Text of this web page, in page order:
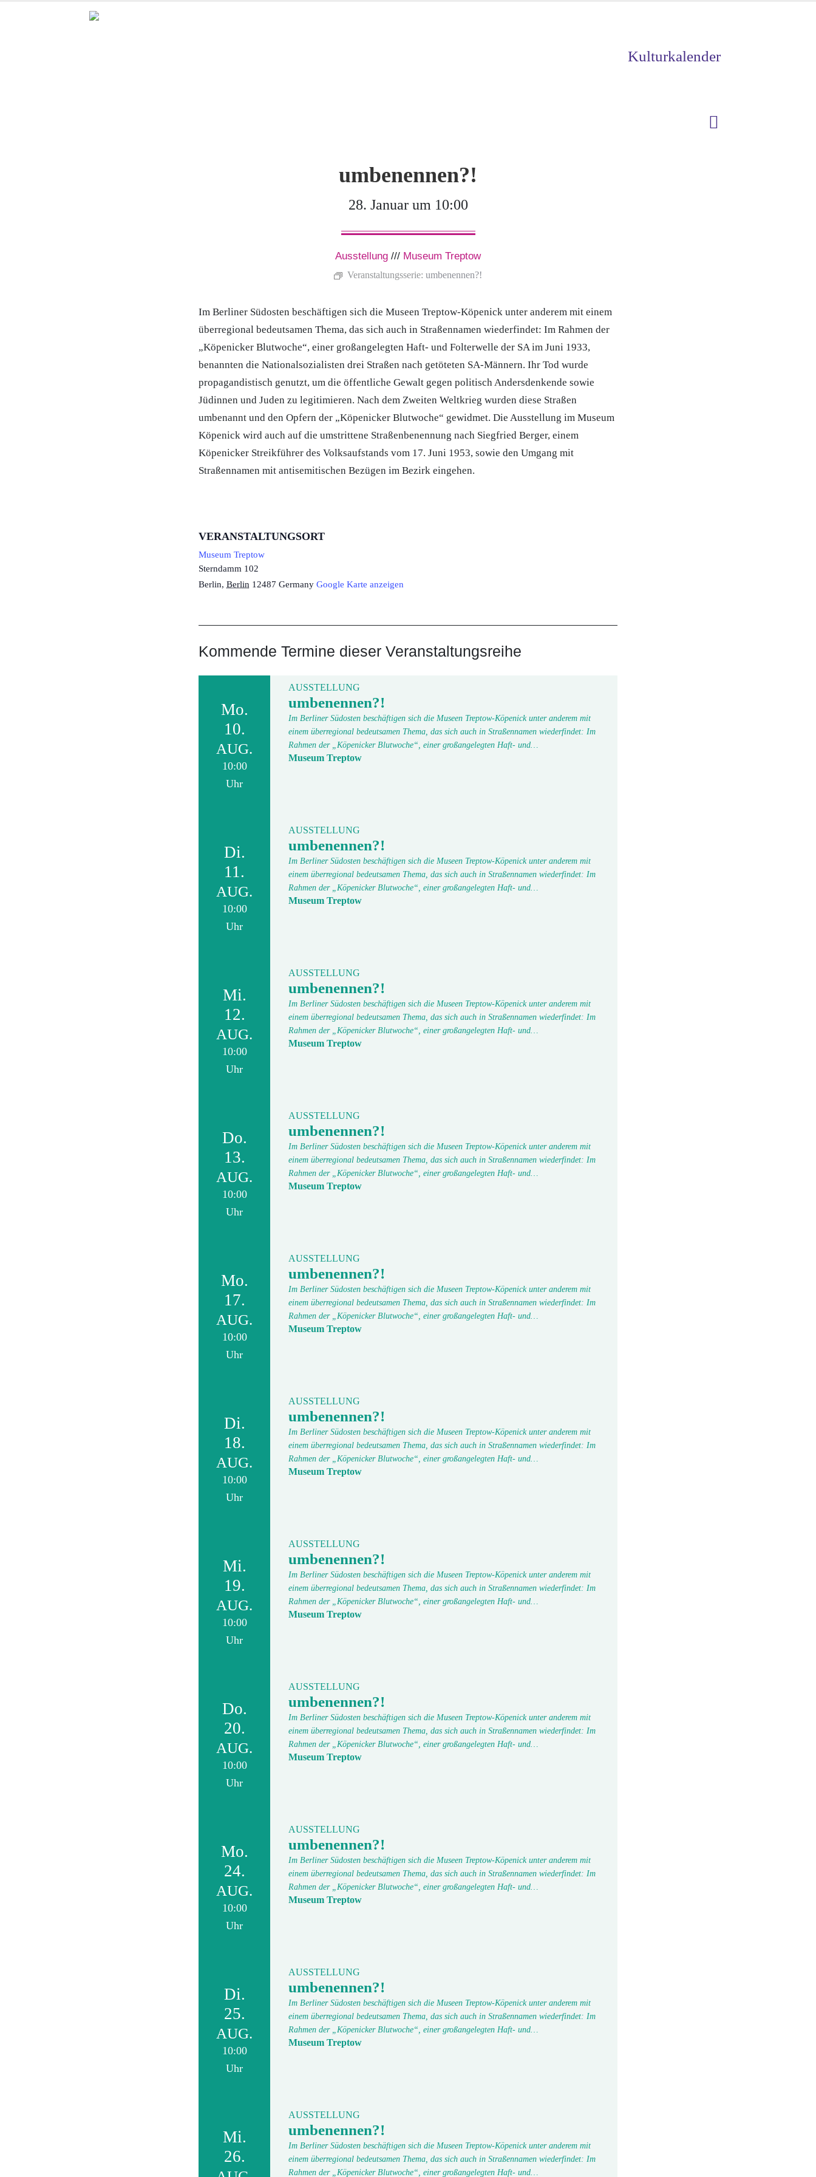
Kulturkalender
umbenennen?!
28. Januar um 10:00
Ausstellung /// Museum Treptow
Veranstaltungsserie: umbenennen?!
Im Berliner Südosten beschäftigen sich die Museen Treptow-Köpenick unter anderem mit einem
überregional bedeutsamen Thema, das sich auch in Straßennamen wiederfindet: Im Rahmen der
„Köpenicker Blutwoche“, einer großangelegten Haft- und Folterwelle der SA im Juni 1933,
benannten die Nationalsozialisten drei Straßen nach getöteten SA-Männern. Ihr Tod wurde
propagandistisch genutzt, um die öffentliche Gewalt gegen politisch Andersdenkende sowie
Jüdinnen und Juden zu legitimieren. Nach dem Zweiten Weltkrieg wurden diese Straßen
umbenannt und den Opfern der „Köpenicker Blutwoche“ gewidmet. Die Ausstellung im Museum
Köpenick wird auch auf die umstrittene Straßenbenennung nach Siegfried Berger, einem
Köpenicker Streikführer des Volksaufstands vom 17. Juni 1953, sowie den Umgang mit
Straßennamen mit antisemitischen Bezügen im Bezirk eingehen.
VERANSTALTUNGSORT
Museum Treptow
Sterndamm 102
Berlin, Berlin 12487 Germany Google Karte anzeigen
Kommende Termine dieser Veranstaltungsreihe
Mo.
10.
AUG.
10:00
Uhr
AUSSTELLUNG
umbenennen?!
Im Berliner Südosten beschäftigen sich die Museen Treptow-Köpenick unter anderem mit
einem überregional bedeutsamen Thema, das sich auch in Straßennamen wiederfindet: Im
Rahmen der „Köpenicker Blutwoche“, einer großangelegten Haft- und…
Museum Treptow
Di.
11.
AUG.
10:00
Uhr
AUSSTELLUNG
umbenennen?!
Im Berliner Südosten beschäftigen sich die Museen Treptow-Köpenick unter anderem mit
einem überregional bedeutsamen Thema, das sich auch in Straßennamen wiederfindet: Im
Rahmen der „Köpenicker Blutwoche“, einer großangelegten Haft- und…
Museum Treptow
Mi.
12.
AUG.
10:00
Uhr
AUSSTELLUNG
umbenennen?!
Im Berliner Südosten beschäftigen sich die Museen Treptow-Köpenick unter anderem mit
einem überregional bedeutsamen Thema, das sich auch in Straßennamen wiederfindet: Im
Rahmen der „Köpenicker Blutwoche“, einer großangelegten Haft- und…
Museum Treptow
Do.
13.
AUG.
10:00
Uhr
AUSSTELLUNG
umbenennen?!
Im Berliner Südosten beschäftigen sich die Museen Treptow-Köpenick unter anderem mit
einem überregional bedeutsamen Thema, das sich auch in Straßennamen wiederfindet: Im
Rahmen der „Köpenicker Blutwoche“, einer großangelegten Haft- und…
Museum Treptow
Mo.
17.
AUG.
10:00
Uhr
AUSSTELLUNG
umbenennen?!
Im Berliner Südosten beschäftigen sich die Museen Treptow-Köpenick unter anderem mit
einem überregional bedeutsamen Thema, das sich auch in Straßennamen wiederfindet: Im
Rahmen der „Köpenicker Blutwoche“, einer großangelegten Haft- und…
Museum Treptow
Di.
18.
AUG.
10:00
Uhr
AUSSTELLUNG
umbenennen?!
Im Berliner Südosten beschäftigen sich die Museen Treptow-Köpenick unter anderem mit
einem überregional bedeutsamen Thema, das sich auch in Straßennamen wiederfindet: Im
Rahmen der „Köpenicker Blutwoche“, einer großangelegten Haft- und…
Museum Treptow
Mi.
19.
AUG.
10:00
Uhr
AUSSTELLUNG
umbenennen?!
Im Berliner Südosten beschäftigen sich die Museen Treptow-Köpenick unter anderem mit
einem überregional bedeutsamen Thema, das sich auch in Straßennamen wiederfindet: Im
Rahmen der „Köpenicker Blutwoche“, einer großangelegten Haft- und…
Museum Treptow
Do.
20.
AUG.
10:00
Uhr
AUSSTELLUNG
umbenennen?!
Im Berliner Südosten beschäftigen sich die Museen Treptow-Köpenick unter anderem mit
einem überregional bedeutsamen Thema, das sich auch in Straßennamen wiederfindet: Im
Rahmen der „Köpenicker Blutwoche“, einer großangelegten Haft- und…
Museum Treptow
Mo.
24.
AUG.
10:00
Uhr
AUSSTELLUNG
umbenennen?!
Im Berliner Südosten beschäftigen sich die Museen Treptow-Köpenick unter anderem mit
einem überregional bedeutsamen Thema, das sich auch in Straßennamen wiederfindet: Im
Rahmen der „Köpenicker Blutwoche“, einer großangelegten Haft- und…
Museum Treptow
Di.
25.
AUG.
10:00
Uhr
AUSSTELLUNG
umbenennen?!
Im Berliner Südosten beschäftigen sich die Museen Treptow-Köpenick unter anderem mit
einem überregional bedeutsamen Thema, das sich auch in Straßennamen wiederfindet: Im
Rahmen der „Köpenicker Blutwoche“, einer großangelegten Haft- und…
Museum Treptow
Mi.
26.
AUSSTELLUNG
umbenennen?!
Im Berliner Südosten beschäftigen sich die Museen Treptow-Köpenick unter anderem mit
einem überregional bedeutsamen Thema, das sich auch in Straßennamen wiederfindet: Im
Rahmen der „Köpenicker Blutwoche“, einer großangelegten Haft- und…